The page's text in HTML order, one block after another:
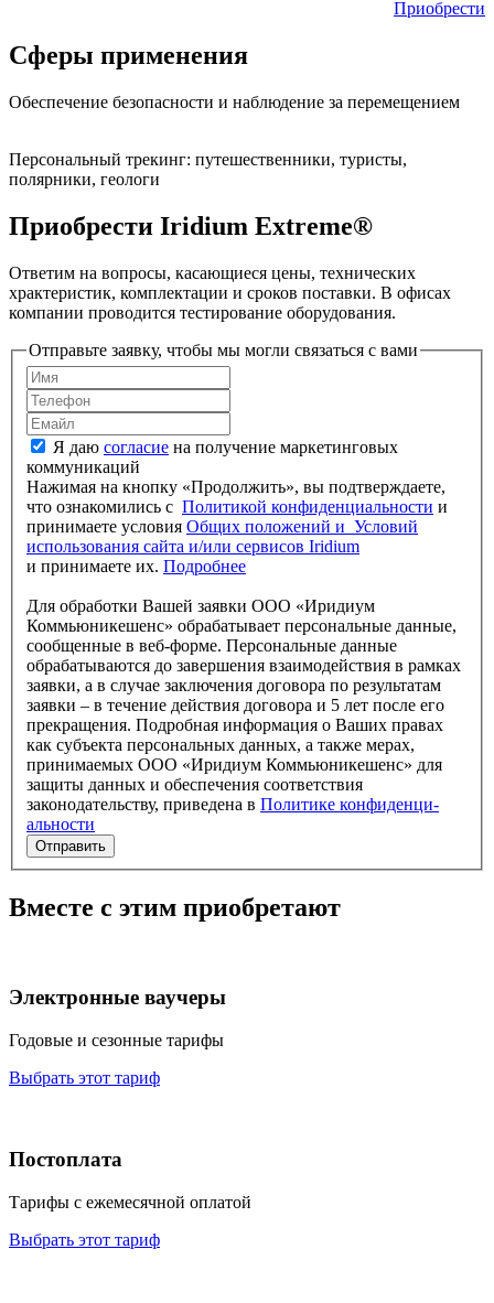
Приобрести
Сферы применения
Обеспечение безопасности и наблюдение за перемещением
Персональный трекинг: путешественники, туристы,
полярники, геологи
Приобрести Iridium Extreme®
Ответим на вопросы, касающиеся цены, технических
храктеристик, комплектации и сроков поставки. В офисах
компании проводится тестирование оборудования.
Отправьте заявку, чтобы мы могли связаться с вами
Я даю согласие на получение маркетинговых
коммуникаций
Нажимая на кнопку «Продолжить», вы подтверждаете,
что ознакомились c Политикой конфи­денци­альности и
принимаете условия Общих положений и Условий
использо­вания сайта и/или сервисов Iridium
и принимаете их. Подробнее
Для обработки Вашей заявки ООО «Иридиум
Коммьюникешенс» обрабатывает персональные данные,
сообщенные в веб-форме. Персональные данные
обрабатываются до завершения взаимодействия в рамках
заявки, а в случае заключения договора по результатам
заявки – в течение действия договора и 5 лет после его
прекращения. Подробная информация о Ваших правах
как субъекта персональных данных, а также мерах,
принимаемых ООО «Иридиум Коммьюникешенс» для
защиты данных и обеспечения соответствия
законодательству, приведена в Политике конфи­денци­
альности
Отправить
Вместе с этим приобретают
Электронные ваучеры
Годовые и сезонные тарифы
Выбрать этот тариф
Постоплата
Тарифы с ежемесячной оплатой
Выбрать этот тариф